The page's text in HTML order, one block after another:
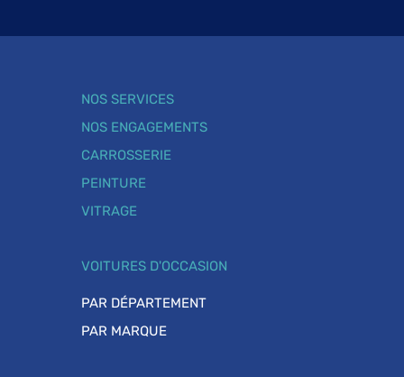
NOS SERVICES
NOS ENGAGEMENTS
CARROSSERIE
PEINTURE
VITRAGE
VOITURES D'OCCASION
PAR DÉPARTEMENT
PAR MARQUE